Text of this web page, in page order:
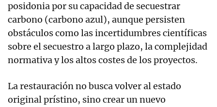
posidonia por su capacidad de secuestrar
carbono (carbono azul), aunque persisten
obstáculos como las incertidumbres científicas
sobre el secuestro a largo plazo, la complejidad
normativa y los altos costes de los proyectos.
La restauración no busca volver al estado
original prístino, sino crear un nuevo